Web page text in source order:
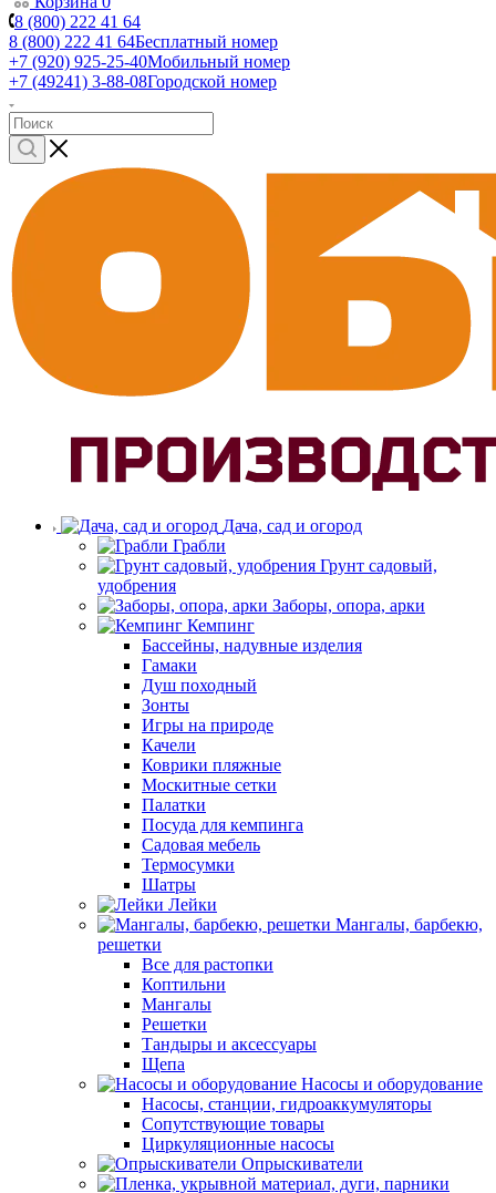
8 (800) 222 41 64
8 (800) 222 41 64Бесплатный номер
+7 (920) 925-25-40Мобильный номер
+7 (49241) 3-88-08Городской номер
Дача, сад и огород
Грабли
Грунт садовый,
удобрения
Заборы, опора, арки
Кемпинг
Бассейны, надувные изделия
Гамаки
Душ походный
Зонты
Игры на природе
Качели
Коврики пляжные
Москитные сетки
Палатки
Посуда для кемпинга
Садовая мебель
Термосумки
Шатры
Лейки
Мангалы, барбекю,
решетки
Все для растопки
Коптильни
Мангалы
Решетки
Тандыры и аксессуары
Щепа
Насосы и оборудование
Насосы, станции, гидроаккумуляторы
Сопутствующие товары
Циркуляционные насосы
Опрыскиватели